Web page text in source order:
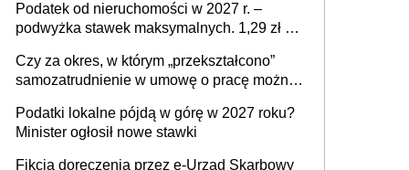
Podatek od nieruchomości w 2027 r. –
podwyżka stawek maksymalnych. 1,29 zł za
budynków i lokali związanych z
prowadzeniem działalności gospodarczej
Czy za okres, w którym „przekształcono”
samozatrudnienie w umowę o pracę można
umowy cywilnoprawnej jedynym
racjonalnym wyjściem
Podatki lokalne pójdą w górę w 2027 roku?
Minister ogłosił nowe stawki
Fikcja doręczenia przez e-Urząd Skarbowy